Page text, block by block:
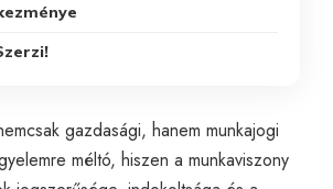
gazdasági, hanem munkajogi
méltó, hiszen a munkaviszony